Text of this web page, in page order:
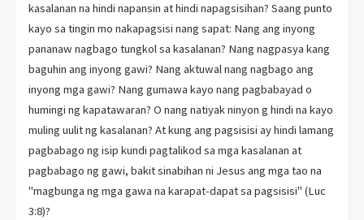
kasalanan na hindi napansin at hindi napagsisihan? Saang punto
kayo sa tingin mo nakapagsisi nang sapat: Nang ang inyong
pananaw nagbago tungkol sa kasalanan? Nang nagpasya kang
baguhin ang inyong gawi? Nang aktuwal nang nagbago ang
inyong mga gawi? Nang gumawa kayo nang pagbabayad o
humingi ng kapatawaran? O nang natiyak ninyon g hindi na kayo
muling uulit ng kasalanan? At kung ang pagsisisi ay hindi lamang
pagbabago ng isip kundi pagtalikod sa mga kasalanan at
pagbabago ng gawi, bakit sinabihan ni Jesus ang mga tao na
"magbunga ng mga gawa na karapat-dapat sa pagsisisi" (Luc
3:8)?